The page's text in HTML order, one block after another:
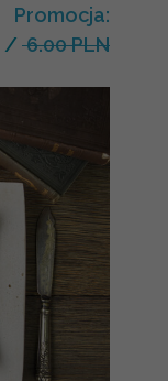
Promocja:
/ 6.00 PLN